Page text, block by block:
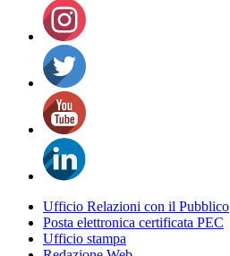
Ufficio Relazioni con il Pubblico
Posta elettronica certificata PEC
Ufficio stampa